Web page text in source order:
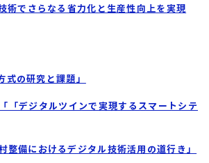
術でさらなる省力化と生産性向上を実現
の研究と課題」
「デジタルツインで実現するスマートシテ
整備におけるデジタル技術活用の道行き」